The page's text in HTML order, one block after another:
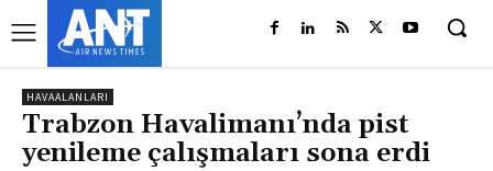
HAVAALANLARI
Trabzon Havalimanı’nda pist
yenileme çalışmaları sona erdi